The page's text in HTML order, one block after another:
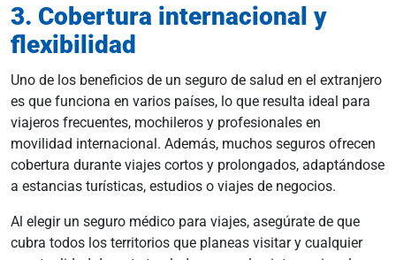
3. Cobertura internacional y
flexibilidad
Uno de los beneficios de un seguro de salud en el extranjero
es que funciona en varios países, lo que resulta ideal para
viajeros frecuentes, mochileros y profesionales en
movilidad internacional. Además, muchos seguros ofrecen
cobertura durante viajes cortos y prolongados, adaptándose
a estancias turísticas, estudios o viajes de negocios.
Al elegir un seguro médico para viajes, asegúrate de que
cubra todos los territorios que planeas visitar y cualquier